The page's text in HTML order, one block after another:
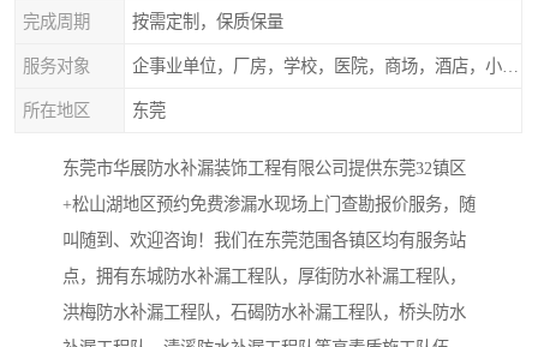
完成周期 按需定制，保质保量
服务对象
所在地区 东莞
东莞市华展防水补漏装饰工程有限公司提供东莞32镇区
+松山湖地区预约免费渗漏水现场上门查勘报价服务，随
叫随到、欢迎咨询！我们在东莞范围各镇区均有服务站
点，拥有东城防水补漏工程队，厚街防水补漏工程队，
洪梅防水补漏工程队，石碣防水补漏工程队，桥头防水